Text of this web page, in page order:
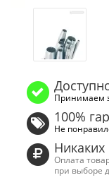
Принимаем
100%
Не
Никаких
Оплата
при выборе